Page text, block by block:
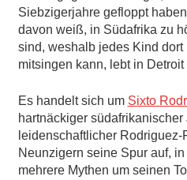
Siebzigerjahre gefloppt
davon weiß, in Südafrika zu
sind, weshalb jedes Kind
mitsingen kann, lebt in Detroit
Es handelt sich um Sixto
hartnäckiger
leidenschaftlicher Rodriguez-
Neunzigern seine Spur auf,
mehrere Mythen um seinen